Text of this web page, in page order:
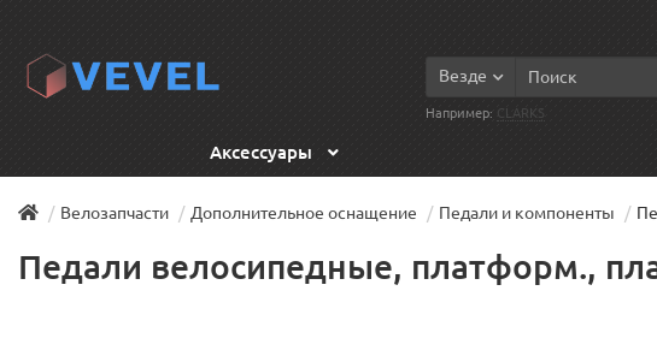
Везде
Например: CLARKS
Аксессуары
Велозапчасти Дополнительное оснащение Педали и компоненты
Педали велосипедные, платформ.,